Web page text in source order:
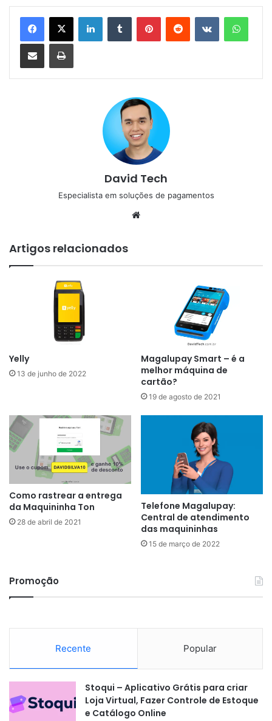
LinkedinTumblr PinterestReddit VK
Compartilhar via e-mail Imprimir
David Tech
Especialista em soluções de pagamentos
Artigos relacionados
Yelly
13 de junho de 2022
Magalupay Smart – é a
melhor máquina de
cartão?
19 de agosto de 2021
Como rastrear a entrega
da Maquininha Ton
28 de abril de 2021
Telefone Magalupay:
Central de atendimento
das maquininhas
15 de março de 2022
Promoção
Recente Popular
Stoqui – Aplicativo Grátis para criar
Loja Virtual, Fazer Controle de Estoque
e Catálogo Online